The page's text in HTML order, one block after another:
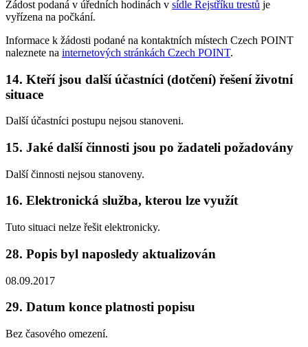
Žádost podaná v úředních hodinách v sídle Rejstříku trestů je
vyřízena na počkání.
Informace k žádosti podané na kontaktních místech Czech POINT
naleznete na internetových stránkách Czech POINT.
14. Kteří jsou další účastníci (dotčení) řešení životní
situace
Další účastníci postupu nejsou stanoveni.
15. Jaké další činnosti jsou po žadateli požadovány
Další činnosti nejsou stanoveny.
16. Elektronická služba, kterou lze využít
Tuto situaci nelze řešit elektronicky.
28. Popis byl naposledy aktualizován
08.09.2017
29. Datum konce platnosti popisu
Bez časového omezení.